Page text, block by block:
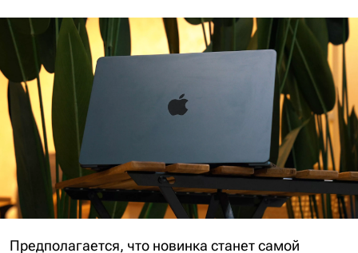
Предполагается, что новинка станет самой